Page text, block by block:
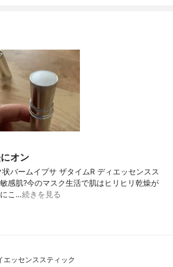
オン
バームイプサ ザタイムR ディエッセンスス
感肌?今のマスク生活で肌はヒリヒリ乾燥が
こ…続きを見る
エッセンススティック